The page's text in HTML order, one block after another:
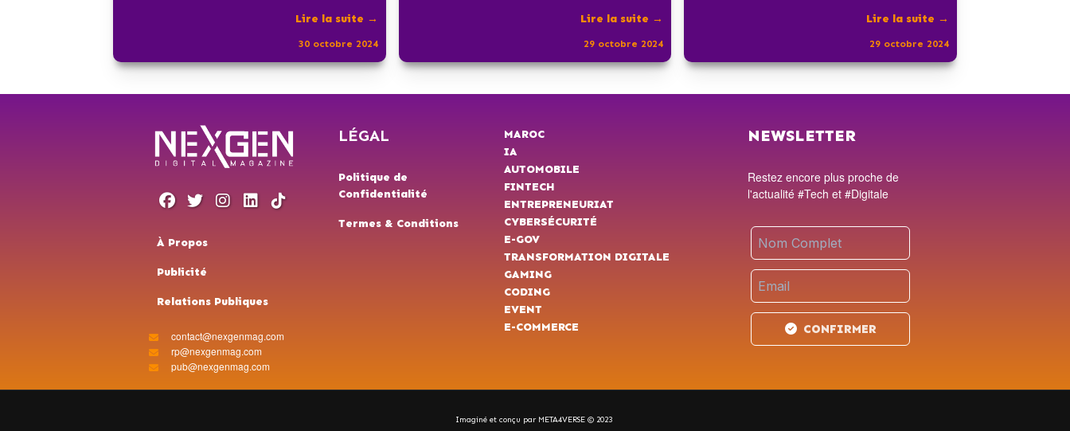
Lire la suite →
30 octobre 2024
Lire la suite →
29 octobre 2024
Lire la suite →
29 octobre 2024
À Propos
Publicité
Relations Publiques
contact@nexgenmag.com
rp@nexgenmag.com
pub@nexgenmag.com
LÉGAL
Politique de
Confidentialité
Termes & Conditions
MAROC
IA
AUTOMOBILE
FINTECH
ENTREPRENEURIAT
CYBERSÉCURITÉ
E-GOV
TRANSFORMATION DIGITALE
GAMING
CODING
EVENT
E-COMMERCE
NEWSLETTER
Restez encore plus proche de
l'actualité #Tech et #Digitale
CONFIRMER
Imaginé et conçu par META4VERSE © 2023